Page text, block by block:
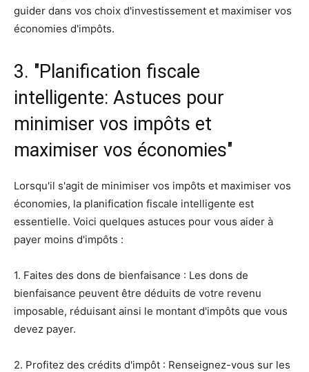
guider dans vos choix d'investissement et maximiser vos
économies d'impôts.
3. "Planification fiscale
intelligente: Astuces pour
minimiser vos impôts et
maximiser vos économies"
Lorsqu'il s'agit de minimiser vos impôts et maximiser vos
économies, la planification fiscale intelligente est
essentielle. Voici quelques astuces pour vous aider à
payer moins d'impôts :
1. Faites des dons de bienfaisance : Les dons de
bienfaisance peuvent être déduits de votre revenu
imposable, réduisant ainsi le montant d'impôts que vous
devez payer.
2. Profitez des crédits d'impôt : Renseignez-vous sur les